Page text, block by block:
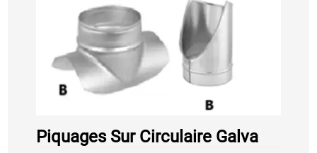
Piquages Sur Circulaire Galva